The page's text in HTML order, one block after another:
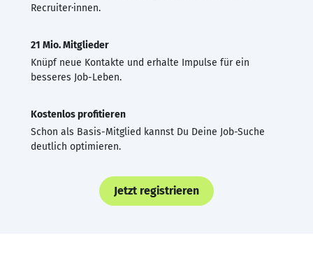
Recruiter·innen.
21 Mio. Mitglieder
Knüpf neue Kontakte und erhalte Impulse für ein
besseres Job-Leben.
Kostenlos profitieren
Schon als Basis-Mitglied kannst Du Deine Job-Suche
deutlich optimieren.
Jetzt registrieren